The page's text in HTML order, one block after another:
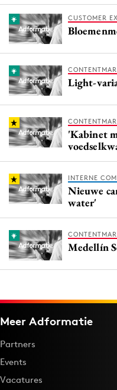
CUSTOMER
Light-
'Kabinet
INTERNE
Nieuwe
water'
Medellín
Meer Adformatie
Partners
Events
Vacatures